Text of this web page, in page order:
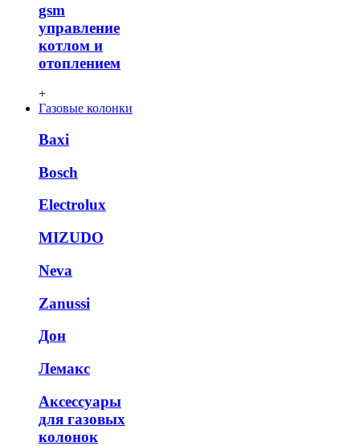
gsm
управление
котлом и
отоплением
+
Газовые колонки
Baxi
Bosch
Electrolux
MIZUDO
Neva
Zanussi
Дон
Лемакс
Аксессуары
для газовых
колонок